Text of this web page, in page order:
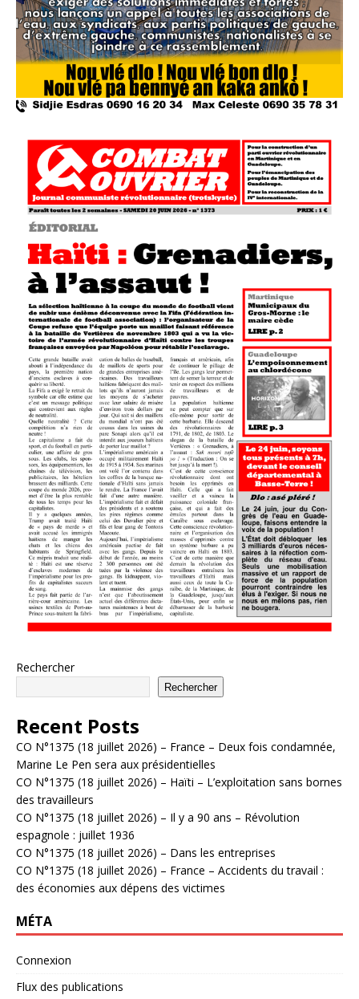
Rechercher
Rechercher
Recent Posts
CO N°1375 (18 juillet 2026) – France – Deux fois condamnée,
Marine Le Pen sera aux présidentielles
CO N°1375 (18 juillet 2026) – Haïti – L’exploitation sans bornes
des travailleurs
CO N°1375 (18 juillet 2026) – Il y a 90 ans – Révolution
espagnole : juillet 1936
CO N°1375 (18 juillet 2026) – Dans les entreprises
CO N°1375 (18 juillet 2026) – France – Accidents du travail :
des économies aux dépens des victimes
MÉTA
Connexion
Flux des publications